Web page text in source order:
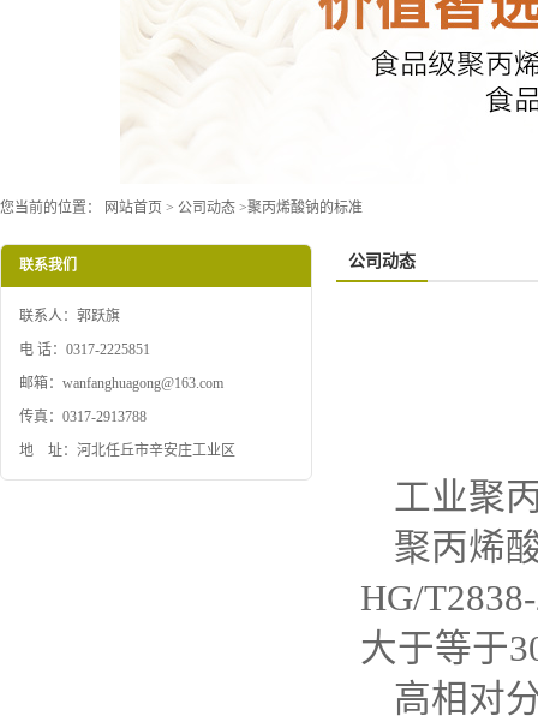
您当前的位置： 网站首页 > 公司动态 >聚丙烯酸钠的标准
联系我们
联系人：郭跃旗
电 话：0317-2225851
邮箱：wanfanghuagong@163.com
传真：0317-2913788
地 址：河北任丘市辛安庄工业区
公司动态
工业聚
聚丙烯
HG/
大于等于
高相对